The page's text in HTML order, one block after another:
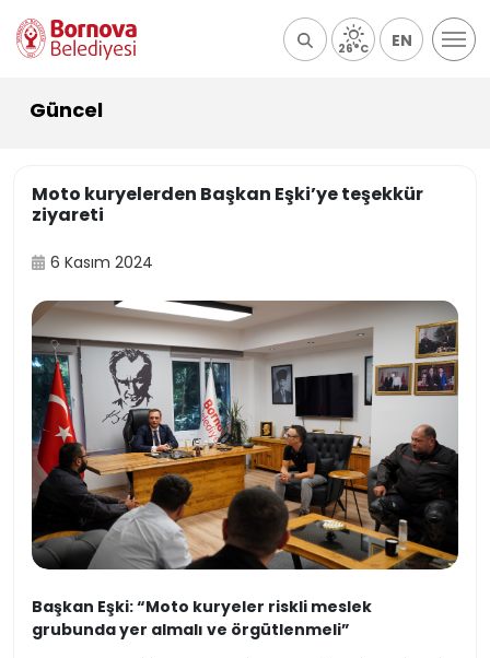
26°C EN
Güncel
Moto kuryelerden Başkan Eşki’ye teşekkür
ziyareti
6 Kasım 2024
Başkan Eşki: “Moto kuryeler riskli meslek
grubunda yer almalı ve örgütlenmeli”